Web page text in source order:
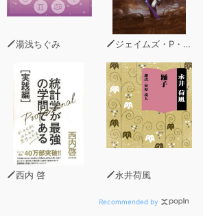
湯浅ちぐみ ジェイムズ・P・ホーガン
西内 啓 永井荷風
Recommended by